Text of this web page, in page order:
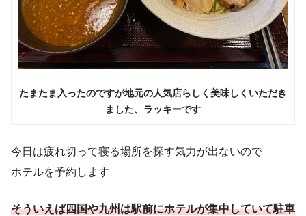
たまたま入ったのですが地元の人気店らしく美味しくいただき
ました、ラッキーです
今日は疲れ切って寝る場所を探す気力が出ないので
ホテルを予約します
そういえば四国や九州は駅前にホテルが集中していて駐車